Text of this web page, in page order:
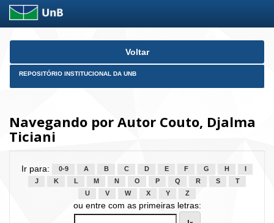
Skip
Voltar
REPOSITÓRIO INSTITUCIONAL DA UNB
Navegando por Autor Couto, Djalma
Ticiani
Ir para: 0-9 A B C D E F G H
J
K L M N O P Q R S
T
U
V W X Y Z
ou entre com as primeiras letras: